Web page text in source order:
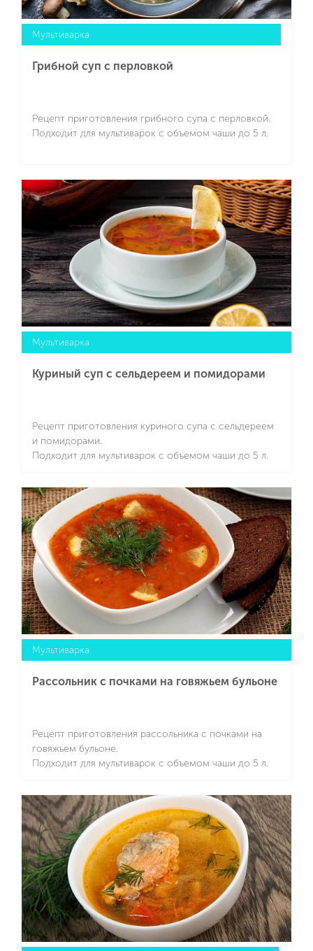
Мультиварка
Грибной суп с перловкой
Рецепт приготовления грибного супа с перловкой.
Подходит для мультиварок с объемом чаши до 5 л.
Подробнее
Мультиварка
Куриный суп с сельдереем и помидорами
Рецепт приготовления куриного супа с сельдереем
и помидорами.
Подходит для мультиварок с объемом чаши до 5 л.
Подробнее
Мультиварка
Рассольник с почками на говяжьем бульоне
Рецепт приготовления рассольника с почками на
говяжьем бульоне.
Подходит для мультиварок с объемом чаши до 5 л.
Подробнее